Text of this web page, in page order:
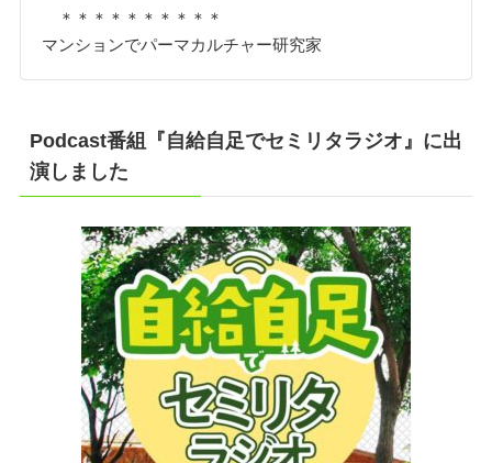
＊＊＊＊＊＊＊＊＊＊
マンションでパーマカルチャー研究家
Podcast番組『自給自足でセミリタラジオ』に出
演しました